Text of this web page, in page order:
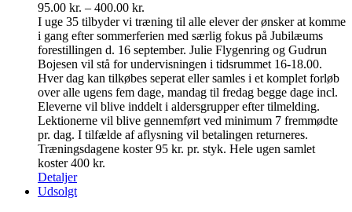
på
varesiden
95.00 kr. – 400.00 kr.
95.00 kr.
til
400.00 kr.
I uge 35 tilbyder vi træning til alle elever der ønsker at komme
i gang efter sommerferien med særlig fokus på Jubilæums
forestillingen d. 16 september. Julie Flygenring og Gudrun
Bojesen vil stå for undervisningen i tidsrummet 16-18.00.
Hver dag kan tilkøbes seperat eller samles i et komplet forløb
over alle ugens fem dage, mandag til fredag begge dage incl.
Eleverne vil blive inddelt i aldersgrupper efter tilmelding.
Lektionerne vil blive gennemført ved minimum 7 fremmødte
pr. dag. I tilfælde af aflysning vil betalingen returneres.
Træningsdagene koster 95 kr. pr. styk. Hele ugen samlet
koster 400 kr.
Detaljer
Udsolgt